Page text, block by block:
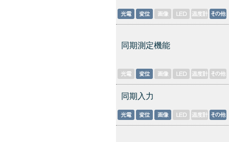
同期測定機能
同期入力